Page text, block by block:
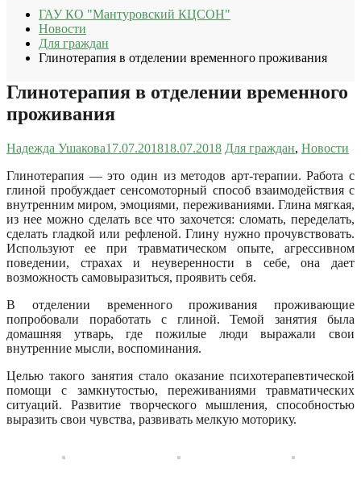
ГАУ КО "Мантуровский КЦСОН"
Новости
Для граждан
Глинотерапия в отделении временного проживания
Глинотерапия в отделении временного
проживания
Надежда Ушакова17.07.201818.07.2018 Для граждан, Новости
Глинотерапия — это один из методов арт-терапии. Работа с
глиной пробуждает сенсомоторный способ взаимодействия с
внутренним миром, эмоциями, переживаниями. Глина мягкая,
из нее можно сделать все что захочется: сломать, переделать,
сделать гладкой или рефленой. Глину нужно прочувствовать.
Используют ее при травматическом опыте, агрессивном
поведении, страхах и неуверенности в себе, она дает
возможность самовыразиться, проявить себя.
В отделении временного проживания проживающие
попробовали поработать с глиной. Темой занятия была
домашняя утварь, где пожилые люди выражали свои
внутренние мысли, воспоминания.
Целью такого занятия стало оказание психотерапевтической
помощи с замкнутостью, переживаниями травматических
ситуаций. Развитие творческого мышления, способностью
выразить свои чувства, развивать мелкую моторику.